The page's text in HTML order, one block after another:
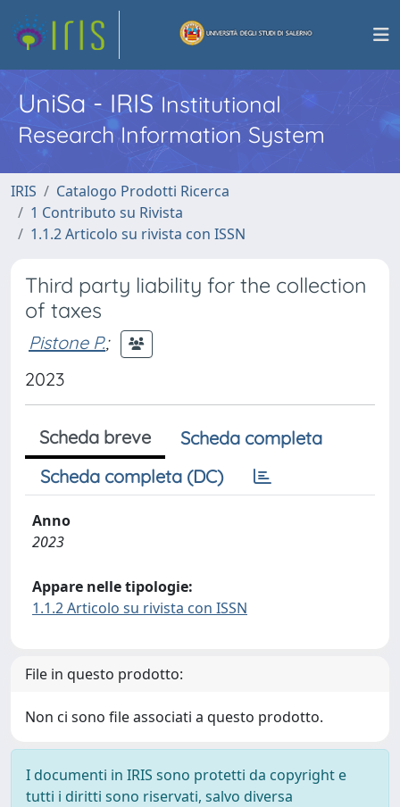
UniSa - IRISInstitutional
Research Information System
IRIS
Catalogo Prodotti Ricerca
1 Contributo su Rivista
1.1.2 Articolo su rivista con ISSN
Third party liability for the collection
of taxes
Pistone P.;
2023
Scheda breve
Scheda completa
Scheda completa (DC)
Anno
2023
Appare nelle tipologie:
1.1.2 Articolo su rivista con ISSN
File in questo prodotto:
Non ci sono file associati a questo prodotto.
I documenti in IRIS sono protetti da copyright e
tutti i diritti sono riservati, salvo diversa